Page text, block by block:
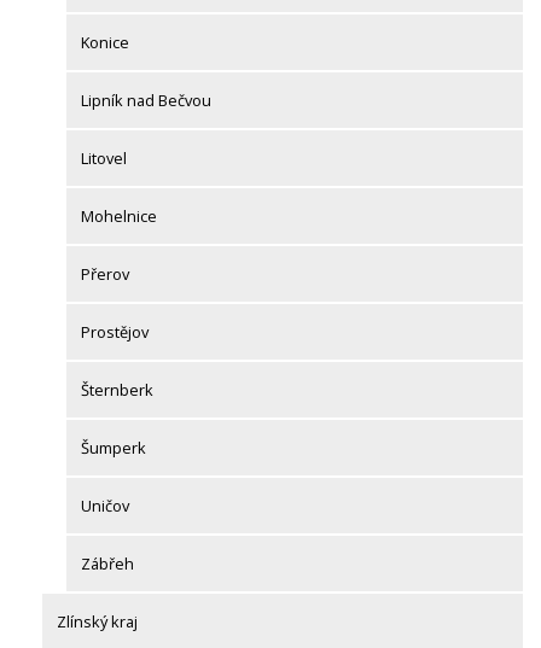
Konice
Lipník nad Bečvou
Litovel
Mohelnice
Přerov
Prostějov
Šternberk
Šumperk
Uničov
Zábřeh
Zlínský kraj